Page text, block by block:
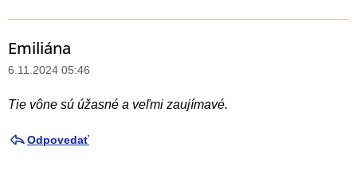
Emiliána
6.11.2024 05:46
Tie vône sú úžasné a veľmi zaujímavé.
Odpovedať